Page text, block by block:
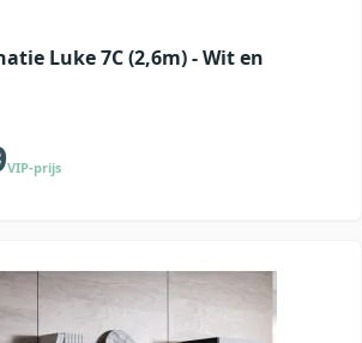
Luke 7C (2,6m) - Wit en
VIP-prijs